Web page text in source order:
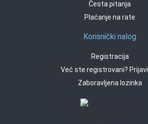
Česta pitanja
Plaćanje na rate
Korisnički nalog
Registracija
Već ste registrovani?
Zaboravljena lozinka